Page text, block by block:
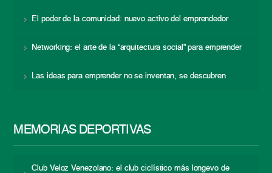
El poder de la comunidad: nuevo activo del emprendedor
Networking: el arte de la “arquitectura social” para emprender
Las ideas para emprender no se inventan, se descubren
MEMORIAS DEPORTIVAS
Club Veloz Venezolano: el club ciclístico más longevo de